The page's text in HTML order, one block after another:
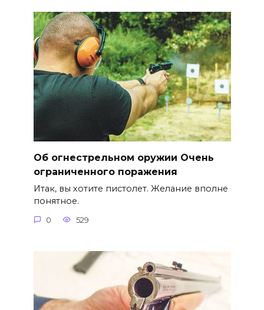
Об огнестрельном оружии Очень
ограниченного поражения
Итак, вы хотите пистолет. Желание вполне
понятное.
0 529